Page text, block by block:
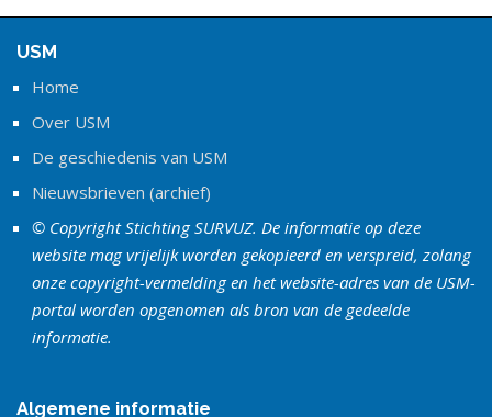
USM
Home
Over USM
De geschiedenis van USM
Nieuwsbrieven (archief)
© Copyright Stichting SURVUZ. De informatie op deze
website mag vrijelijk worden gekopieerd en verspreid, zolang
onze copyright-vermelding en het website-adres van de USM-
portal worden opgenomen als bron van de gedeelde
informatie.
Algemene informatie